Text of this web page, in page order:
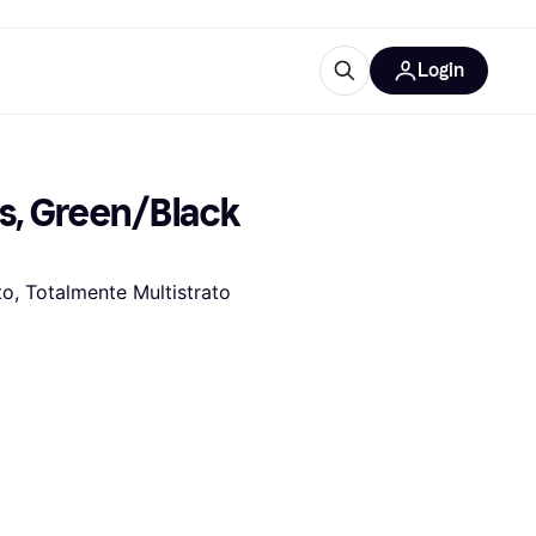
Login
Green/Black
Totalmente Multistrato